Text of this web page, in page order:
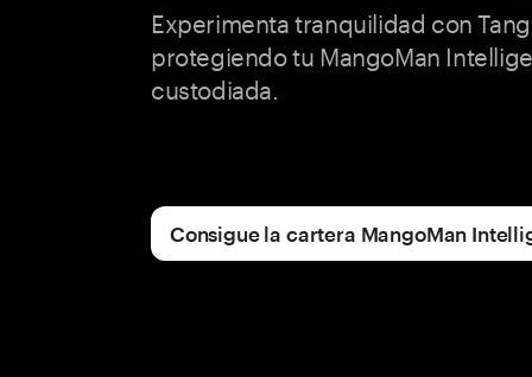
Experimenta tranquilidad con
protegiendo tu MangoMan
custodiada.
Consigue la cartera MangoMan